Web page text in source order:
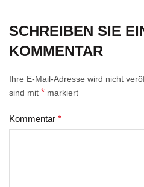
SCHREIBEN SIE
KOMMENTAR
Ihre E-Mail-Adresse wird nicht
sind mit * markiert
Kommentar *